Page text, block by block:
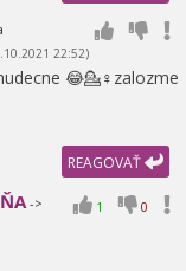
22:52)
😂💁♀zalozme
REAGOVAŤ
1 0
->